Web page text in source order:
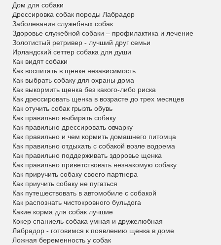
Дом для собаки
Дрессировка собак породы Лабрадор
Заболевания служебных собак
Здоровье служебной собаки – профилактика и лечение
Золотистый ретривер - лучший друг семьи
Ирландский сеттер собака для души
Как видят собаки
Как воспитать в щенке независимость
Как выбрать собаку для охраны дома
Как выкормить щенка без какого-либо риска
Как дрессировать щенка в возрасте до трех месяцев
Как отучить собак грызть обувь
Как правильно выбирать собаку
Как правильно дрессировать овчарку
Как правильно и чем кормить домашнего питомца
Как правильно отдыхать с собакой возле водоема
Как правильно поддерживать здоровье щенка
Как правильно приветствовать незнакомую собаку
Как приручить собаку своего партнера
Как приучить собаку не пугаться
Как путешествовать в автомобиле с собакой
Как распознать чистокровного бульдога
Какие корма для собак лучшие
Кокер спаниель собака умная и дружелюбная
Лабрадор - готовимся к появлению щенка в доме
Ложная беременность у собак